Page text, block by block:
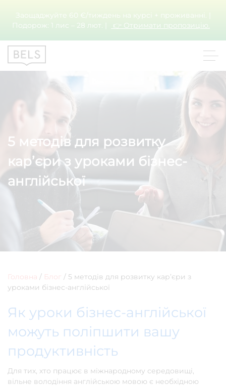
Заощаджуйте 60 €/тиждень на курсі + проживанні. |
Подорож: 1 лис – 28 лют. |
👉 Отримати пропозицію.
5 методів для розвитку
кар’єри з уроками бізнес-
англійської
Головна / Блог / 5 методів для розвитку кар’єри з
уроками бізнес-англійської
Як уроки бізнес-англійської
можуть поліпшити вашу
продуктивність
Для тих, хто працює в міжнародному середовищі,
вільне володіння англійською мовою є необхідною